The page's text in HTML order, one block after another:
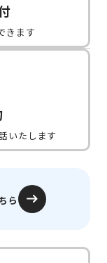
きます
いたします
ら